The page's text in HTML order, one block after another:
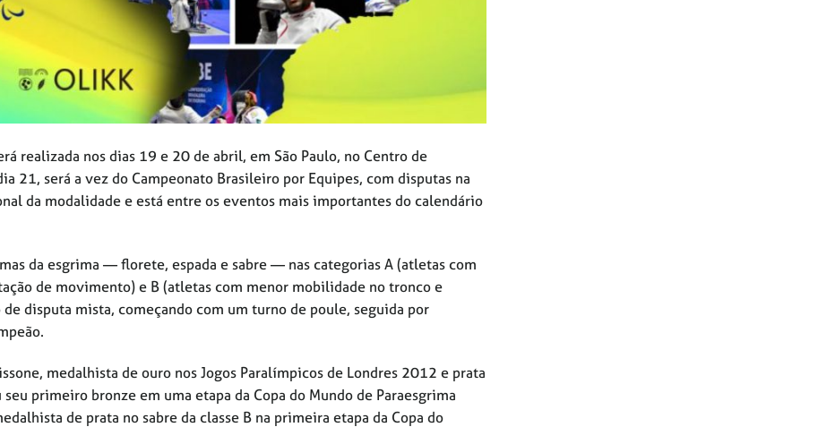
realizada nos dias 19 e 20 de abril, em São Paulo, no Centro de
21, será a vez do Campeonato Brasileiro por Equipes, com disputas na
da modalidade e está entre os eventos mais importantes do calendário
da esgrima — florete, espada e sabre — nas categorias A (atletas com
de movimento) e B (atletas com menor mobilidade no tronco e
disputa mista, começando com um turno de poule, seguida por
medalhista de ouro nos Jogos Paralímpicos de Londres 2012 e prata
primeiro bronze em uma etapa da Copa do Mundo de Paraesgrima
de prata no sabre da classe B na primeira etapa da Copa do